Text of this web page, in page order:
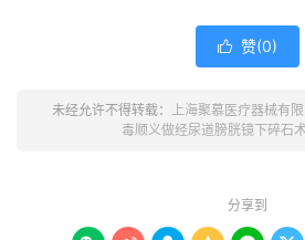
 赞(0)
未经允许不得转载： 上海聚慕医疗器械有限
毒顺义做经尿道膀胱镜下碎石
分享到